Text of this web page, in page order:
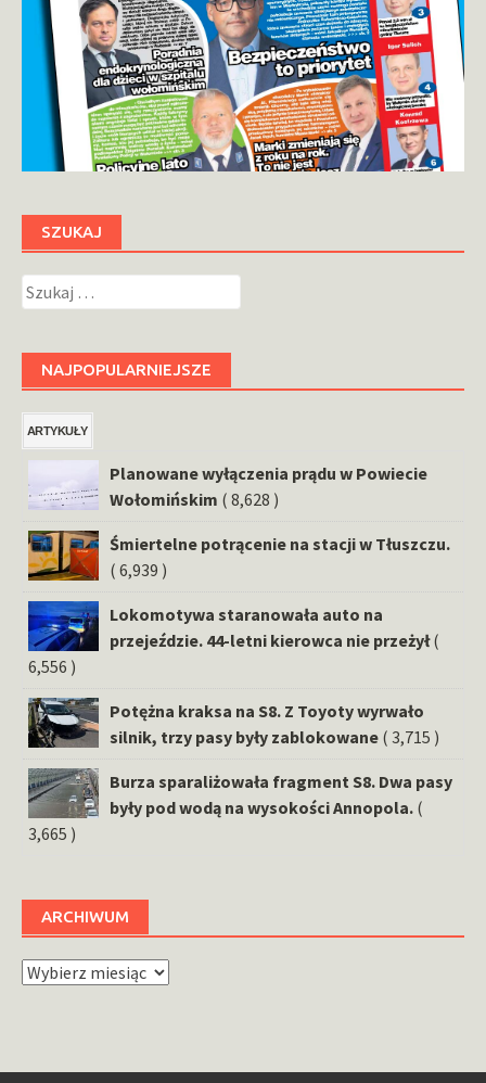
SZUKAJ
Szukaj:
NAJPOPULARNIEJSZE
ARTYKUŁY
Planowane wyłączenia prądu w Powiecie
Wołomińskim ( 8,628 )
Śmiertelne potrącenie na stacji w Tłuszczu.
( 6,939 )
Lokomotywa staranowała auto na
przejeździe. 44-letni kierowca nie przeżył (
6,556 )
Potężna kraksa na S8. Z Toyoty wyrwało
silnik, trzy pasy były zablokowane ( 3,715 )
Burza sparaliżowała fragment S8. Dwa pasy
były pod wodą na wysokości Annopola. (
3,665 )
ARCHIWUM
Archiwum